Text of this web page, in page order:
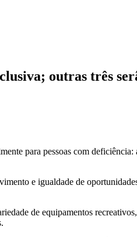
outras três
para pessoas com
e igualdade de
de equipamentos